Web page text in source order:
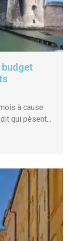
à cause
qui pèsent...